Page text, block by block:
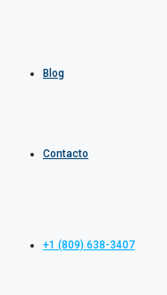
Blog
Contacto
+1 (809) 638-3407